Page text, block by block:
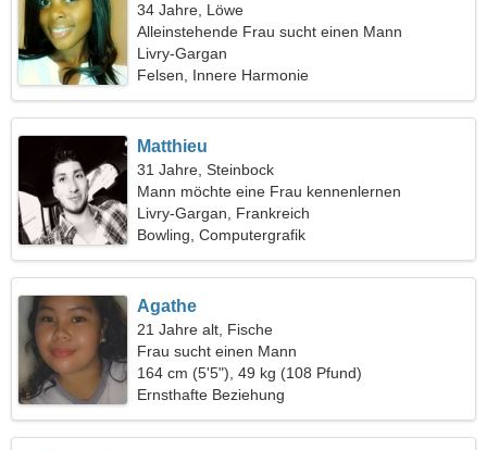
34 Jahre, Löwe
Alleinstehende Frau sucht einen Mann
Livry-Gargan
Felsen, Innere Harmonie
Matthieu
31 Jahre, Steinbock
Mann möchte eine Frau kennenlernen
Livry-Gargan, Frankreich
Bowling, Computergrafik
Agathe
21 Jahre alt, Fische
Frau sucht einen Mann
164 cm (5'5"), 49 kg (108 Pfund)
Ernsthafte Beziehung